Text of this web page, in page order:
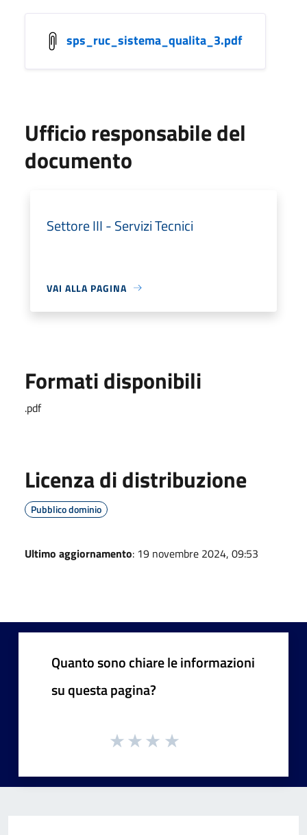
sps_ruc_sistema_qualita_3.pdf
Ufficio responsabile del
documento
Settore III - Servizi Tecnici
VAI ALLA PAGINA
Formati disponibili
.pdf
Licenza di distribuzione
Pubblico dominio
Ultimo aggiornamento: 19 novembre 2024, 09:53
Quanto sono chiare le informazioni
su questa pagina?